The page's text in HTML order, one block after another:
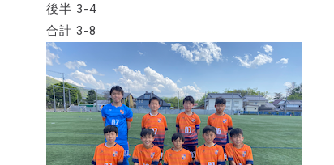
後半 3-4
合計 3-8